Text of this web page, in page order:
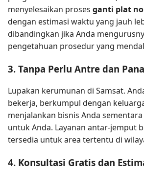
menyelesaikan proses ganti plat
dengan estimasi waktu yang jauh
dibandingkan jika Anda
pengetahuan prosedur yang
3. Tanpa Perlu Antre dan
Lupakan kerumunan di Samsat.
bekerja, berkumpul dengan
menjalankan bisnis Anda
untuk Anda. Layanan antar-jemput
tersedia untuk area tertentu di
4. Konsultasi Gratis dan